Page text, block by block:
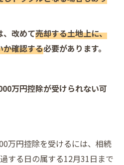
、改めて売却する土地上に、
か確認する必要があります。
万円控除が受けられない可
万円控除を受けるには、相続
する日の属する12月31日まで